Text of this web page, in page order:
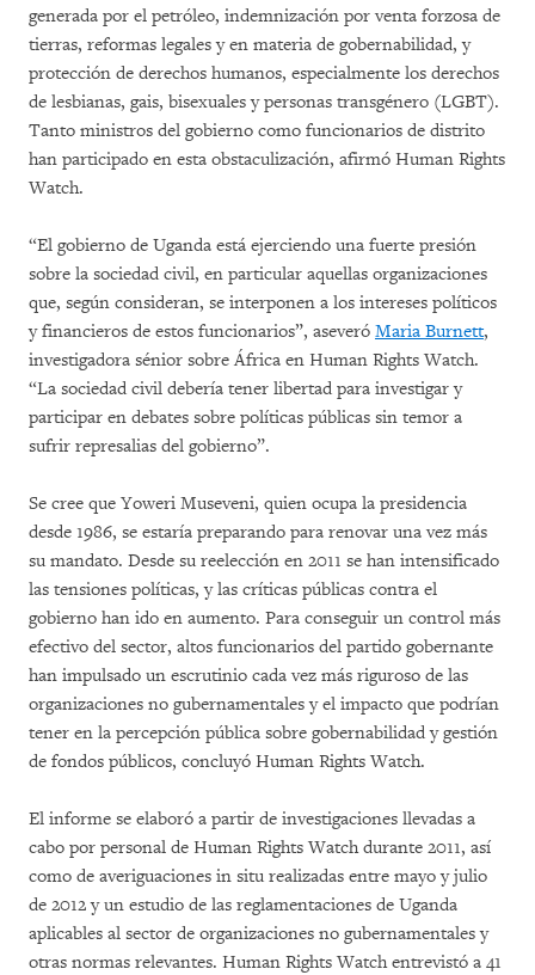
generada por el petróleo, indemnización por venta forzosa de
tierras, reformas legales y en materia de gobernabilidad, y
protección de derechos humanos, especialmente los derechos
de lesbianas, gais, bisexuales y personas transgénero (LGBT).
Tanto ministros del gobierno como funcionarios de distrito
han participado en esta obstaculización, afirmó Human Rights
Watch.
“El gobierno de Uganda está ejerciendo una fuerte presión
sobre la sociedad civil, en particular aquellas organizaciones
que, según consideran, se interponen a los intereses políticos
y financieros de estos funcionarios”, aseveró Maria Burnett,
investigadora sénior sobre África en Human Rights Watch.
“La sociedad civil debería tener libertad para investigar y
participar en debates sobre políticas públicas sin temor a
sufrir represalias del gobierno”.
Se cree que Yoweri Museveni, quien ocupa la presidencia
desde 1986, se estaría preparando para renovar una vez más
su mandato. Desde su reelección en 2011 se han intensificado
las tensiones políticas, y las críticas públicas contra el
gobierno han ido en aumento. Para conseguir un control más
efectivo del sector, altos funcionarios del partido gobernante
han impulsado un escrutinio cada vez más riguroso de las
organizaciones no gubernamentales y el impacto que podrían
tener en la percepción pública sobre gobernabilidad y gestión
de fondos públicos, concluyó Human Rights Watch.
El informe se elaboró a partir de investigaciones llevadas a
cabo por personal de Human Rights Watch durante 2011, así
como de averiguaciones in situ realizadas entre mayo y julio
de 2012 y un estudio de las reglamentaciones de Uganda
aplicables al sector de organizaciones no gubernamentales y
otras normas relevantes. Human Rights Watch entrevistó a 41